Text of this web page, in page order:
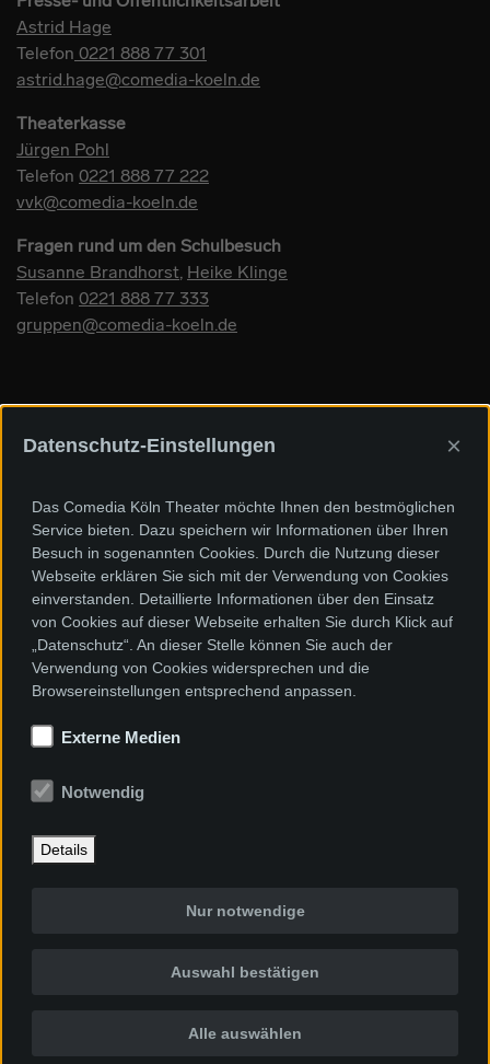
Astrid Hage
Telefon 0221 888 77 301
astrid.hage@comedia-koeln.de
Theaterkasse
Jürgen Pohl
Telefon 0221 888 77 222
vvk@comedia-koeln.de
Fragen rund um den Schulbesuch
Susanne Brandhorst Heike Klinge
Telefon 0221 888 77 333
gruppen@comedia-koeln.de
Sponsoren und Förderer
Datenschutz-Einstellungen ×
Das Comedia Köln Theater möchte Ihnen den bestmöglichen
Service bieten. Dazu speichern wir Informationen über Ihren
Besuch in sogenannten Cookies. Durch die Nutzung dieser
Webseite erklären Sie sich mit der Verwendung von Cookies
einverstanden. Detaillierte Informationen über den Einsatz
von Cookies auf dieser Webseite erhalten Sie durch Klick auf
„Datenschutz“. An dieser Stelle können Sie auch der
Verwendung von Cookies widersprechen und die
Browsereinstellungen entsprechend anpassen.
Externe Medien
Notwendig
Details
Nur notwendige
Auswahl bestätigen
Alle auswählen